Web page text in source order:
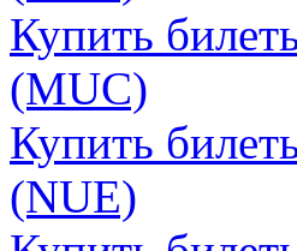
Купить
(MUC)
Купить
(NUE)